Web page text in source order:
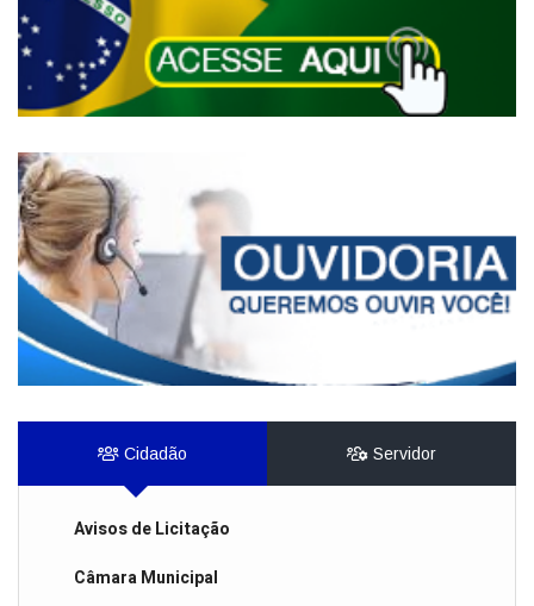
Cidadão Servidor
Avisos de Licitação
Câmara Municipal